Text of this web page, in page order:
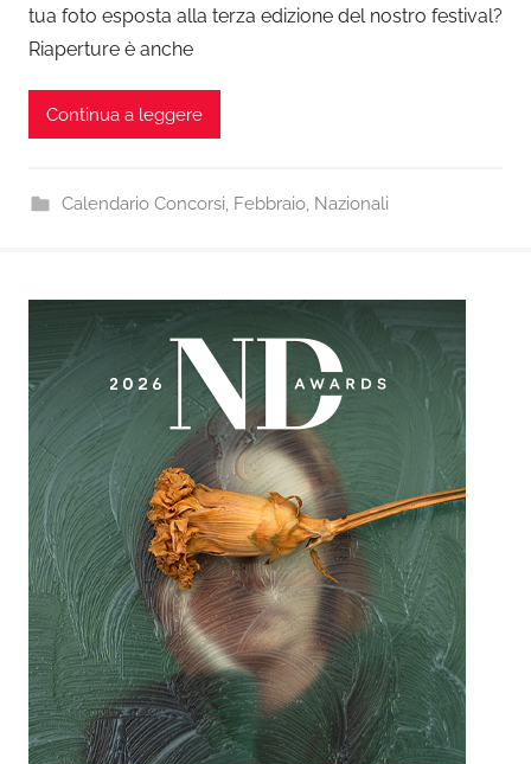
tua foto esposta alla terza edizione del nostro festival?
Riaperture è anche
Continua a leggere
Calendario Concorsi, Febbraio, Nazionali